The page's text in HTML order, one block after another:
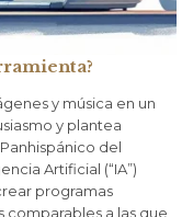
y música en un
y plantea
del
Artificial (“IA”)
programas
a las que